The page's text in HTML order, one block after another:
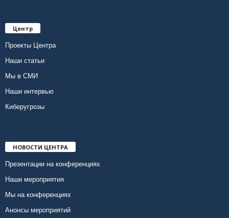
Центр
Проекты Центра
Наши статьи
Мы в СМИ
Наши интервью
Киберугрозы
НОВОСТИ ЦЕНТРА
Презентации на конференциях
Наши мероприятия
Мы на конференциях
Анонсы мероприятий